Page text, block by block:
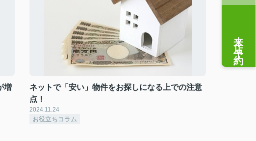
増
ネットで「安い」物件をお探しになる上での注意
点！
2024.11.24
お役立ちコラム
来店予約